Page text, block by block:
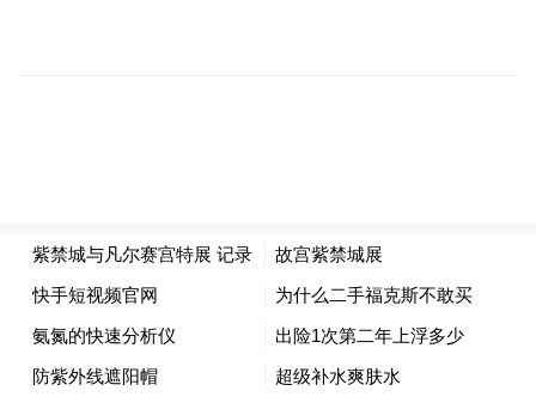
——法国凡尔赛宫珍品特展”。2014年中法建
交50周年之际，凡尔赛宫举办“中国在凡尔
赛：18世纪的艺术与外交”展览。这些展览都
取得很大的社会影响，为双方更深入的交流